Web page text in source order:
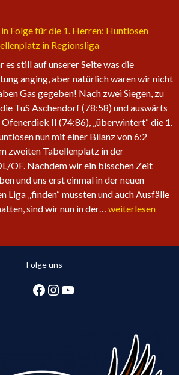
der
Eagles
nehmen
wieder
an
Fahrt
auf
in Folge für die 1. Herren: Huntlosen
in Regionsliga
es still auf unserer Seite was die
anging, aber natürlich waren wir nicht
Gas gegeben! Nach zwei Siegen, zu
TuS Aschendorf (78:58) und auswärts
Ofenerdiek II (74:86), „überwintert“ die 1.
nun mit einer Bilanz von 6:2
zweiten Tabellenplatz in der
OF. Nachdem wir ein bisschen Zeit
und uns erst einmal in der neuen
Liga „finden“ mussten und auch Ausfälle
sind wir nun in der… Sechster
sichert
2.
Tabellenplatz
weiterlesen
Folge uns
Facebook
Instagram
YouTube